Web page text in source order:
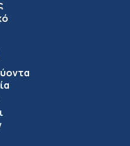
τη διάρροια
General): Γιατί η
από κλινικό